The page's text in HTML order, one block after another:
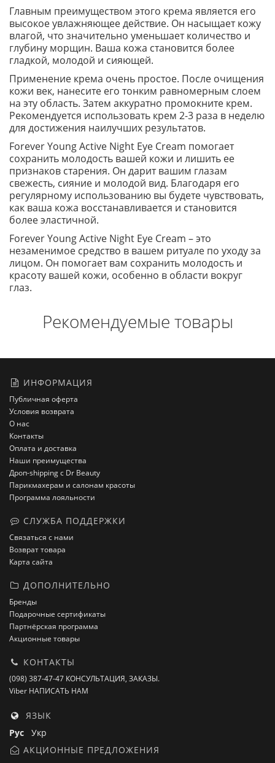
Главным преимуществом этого крема является его
высокое увлажняющее действие. Он насыщает кожу
влагой, что значительно уменьшает количество и
глубину морщин. Ваша кожа становится более
гладкой, молодой и сияющей.
Применение крема очень простое. После очищения
кожи век, нанесите его тонким равномерным слоем
на эту область. Затем аккуратно промокните крем.
Рекомендуется использовать крем 2-3 раза в неделю
для достижения наилучших результатов.
Forever Young Active Night Eye Cream помогает
сохранить молодость вашей кожи и лишить ее
признаков старения. Он дарит вашим глазам
свежесть, сияние и молодой вид. Благодаря его
регулярному использованию вы будете чувствовать,
как ваша кожа восстанавливается и становится
более эластичной.
Forever Young Active Night Eye Cream – это
незаменимое средство в вашем ритуале по уходу за
лицом. Он помогает вам сохранить молодость и
красоту вашей кожи, особенно в области вокруг
глаз.
Рекомендуемые товары
ИНФОРМАЦИЯ
Публичная оферта
Условия возврата
О нас
Контакты
Оплата и доставка
Наши преимущества
Дроп-shipping с Dr Beauty
Парикмахерам и салонам красоты
Программа лояльности
СЛУЖБА ПОДДЕРЖКИ
Связаться с нами
Возврат товара
Карта сайта
ДОПОЛНИТЕЛЬНО
Бренды
Подарочные сертификаты
Партнёрская программа
Акционные товары
КОНТАКТЫ
(098) 387-47-47 КОНСУЛЬТАЦИЯ, ЗАКАЗЫ.
Viber НАПИСАТЬ НАМ
ЯЗЫК
Рус Укр
АКЦИОННЫЕ ПРЕДЛОЖЕНИЯ